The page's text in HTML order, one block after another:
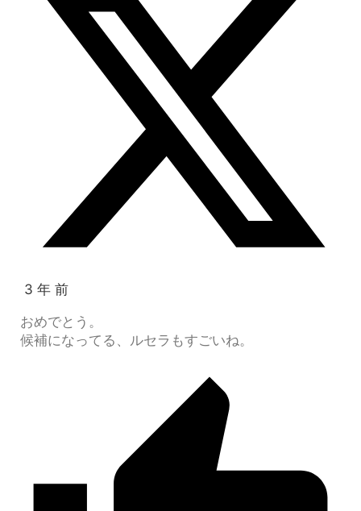
3 年 前
おめでとう。
候補になってる、ルセラもすごいね。